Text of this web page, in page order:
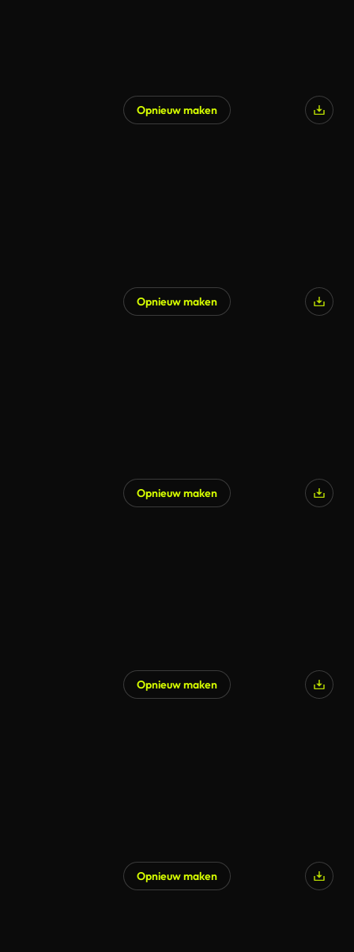
Opnieuw maken
Opnieuw maken
Opnieuw maken
Opnieuw maken
Opnieuw maken